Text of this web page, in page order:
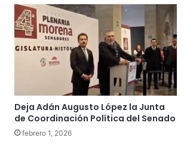
Deja Adán Augusto López la Junta
de Coordinación Política del Senado
febrero 1, 2026